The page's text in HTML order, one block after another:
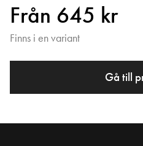
Från 645 kr
Finns i en variant
Gå till